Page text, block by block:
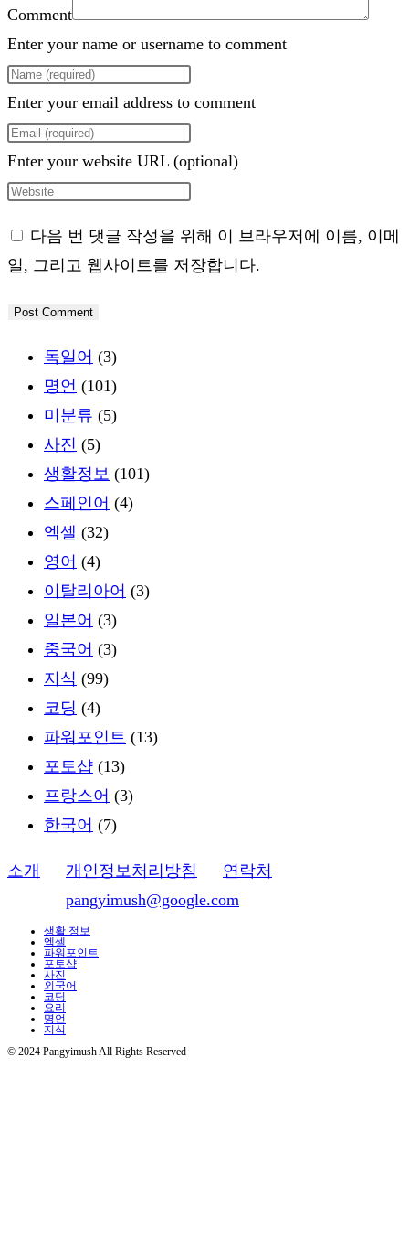
Comment
Enter your name or username to comment
Enter your email address to comment
Enter your website URL (optional)
다음 번 댓글 작성을 위해 이 브라우저에 이름, 이메
일, 그리고 웹사이트를 저장합니다.
독일어 (3)
명언 (101)
미분류 (5)
사진 (5)
생활정보 (101)
스페인어 (4)
엑셀 (32)
영어 (4)
이탈리아어 (3)
일본어 (3)
중국어 (3)
지식 (99)
코딩 (4)
파워포인트 (13)
포토샵 (13)
프랑스어 (3)
한국어 (7)
소개 개인정보처리방침
연락처
pangyimush@google.com
생활 정보
엑셀
파워포인트
포토샵
사진
외국어
코딩
요리
명언
지식
© 2024 Pangyimush All Rights Reserved